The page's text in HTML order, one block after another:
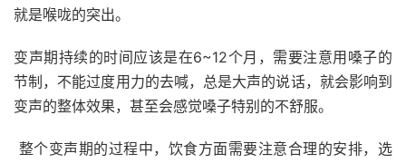
就是喉咙的突出。
变声期持续的时间应该是在6~12个月，需要注意用嗓子的
节制，不能过度用力的去喊，总是大声的说话，就会影响到
变声的整体效果，甚至会感觉嗓子特别的不舒服。
整个变声期的过程中，饮食方面需要注意合理的安排，选